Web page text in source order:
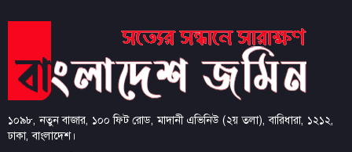
১৩ মারা গেছেন ‘গজনি’ খ্যাত অভিনেতা প্রদীপ রাওয়াত
১৪
৮ ব্র্যান্ডের ত্বক ফর্সাকারী ক্রিমে ভয়ংকর মাত্রায় মার্কারি
শনাক্ত
১০৯৮, নতুন বাজার, ১০০ ফিট রোড, মাদানী এভিনিউ (২য় তলা), বারিধারা, ১২১২,
ঢাকা, বাংলাদেশ।